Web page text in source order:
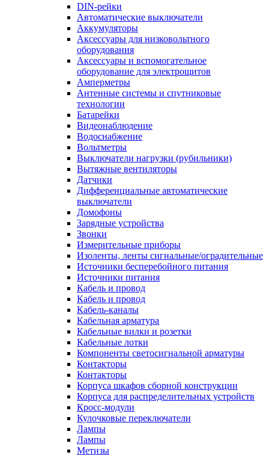
DIN-рейки
Автоматические выключатели
Аккумуляторы
Аксессуары для низковольтного
оборудования
Аксессуары и вспомогательное
оборудование для электрощитов
Амперметры
Антенные системы и спутниковые
технологии
Батарейки
Видеонаблюдение
Водоснабжение
Вольтметры
Выключатели нагрузки (рубильники)
Вытяжные вентиляторы
Датчики
Дифференциальные автоматические
выключатели
Домофоны
Зарядные устройства
Звонки
Измерительные приборы
Изоленты, ленты сигнальные/оградительные
Источники бесперебойного питания
Источники питания
Кабель и провод
Кабель и провод
Кабель-каналы
Кабельная арматура
Кабельные вилки и розетки
Кабельные лотки
Компоненты светосигнальной арматуры
Контакторы
Контакторы
Корпуса шкафов сборной конструкции
Корпуса для распределительных устройств
Кросс-модули
Кулочковые переключатели
Лампы
Лампы
Метизы